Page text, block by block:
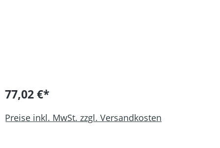
77,02 €*
Preise inkl. MwSt. zzgl. Versandkosten